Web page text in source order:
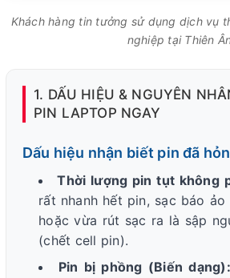
Khách hàng tin tưởng sử dụng dịch vụ
nghiệp tại Thiên
1. DẤU HIỆU & NGUYÊN
PIN LAPTOP NGAY
Dấu hiệu nhận biết pin đã
Thời lượng pin tụt không
rất nhanh hết pin, sạc báo ảo
hoặc vừa rút sạc ra là sập
(chết cell pin).
Pin bị phồng (Biến dạng):